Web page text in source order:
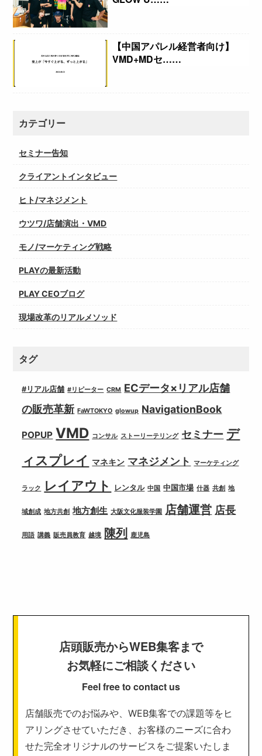
【中国アパレル経営者向け】
VMD+MDセ……
カテゴリー
セミナー告知
クライアントインタビュー
ヒト/マネジメント
ウツワ/店舗演出・VMD
モノ/マーケティング戦略
PLAYの最新活動
PLAY CEOブログ
現場改革のリアルメソッド
タグ
#リアル店舗 #リピーター CRM ECデータ×リアル店舗
の販売革新 FaWTOKYO glowup NavigationBook
POPUP VMD コンサル ストーリーテリング セミナー デ
ィスプレイ マネキン マネジメント マーケティング
ラック レイアウト レンタル 中国 中国市場 什器 共創 地
域創成 地方共創 地方創生 大阪文化服装学園 店舗運営 店長
用語 講義 販売員教育 越境 陳列 鹿児島
店頭販売からWEB集客まで
お気軽にご相談ください
Feel free to contact us
店舗販売でのお悩みや、WEB集客での課題等をヒ
アリングさせていただき、お客様のニーズに合わ
せた完全オリジナルのサービスをご提案いたしま